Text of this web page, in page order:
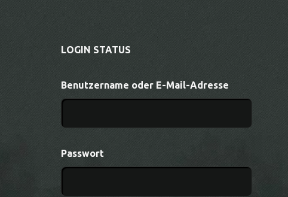
LOGIN STATUS
Benutzername oder E-Mail-Adresse
Passwort